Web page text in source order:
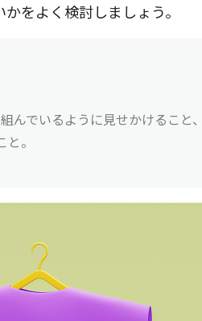
をよく検討しましょう。
んでいるように見せかけること
。